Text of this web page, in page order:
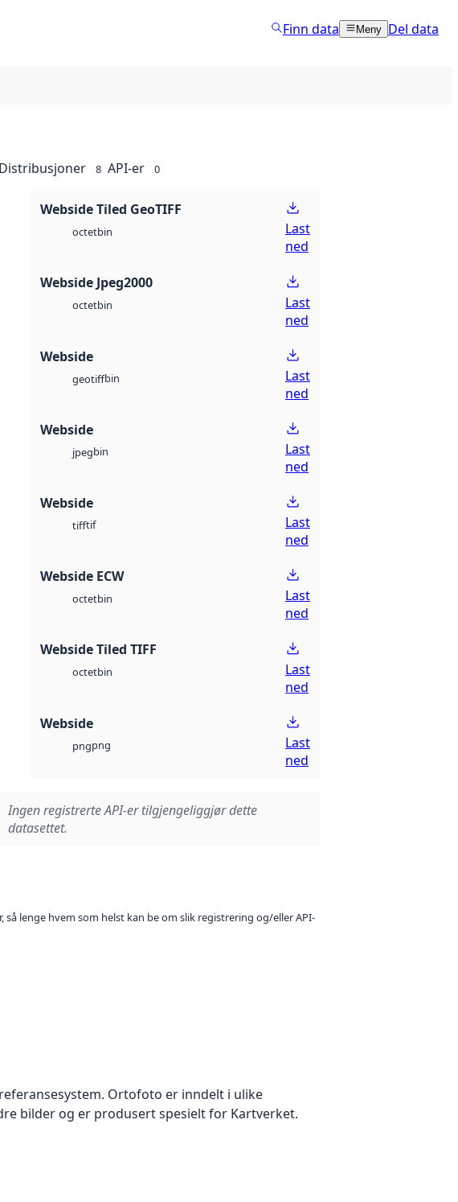
Finn data Meny Del data
Distribusjoner 8 API-er 0
Webside Tiled GeoTIFF
octetbin
Last
ned
Webside Jpeg2000
octetbin
Last
ned
Webside
geotiffbin
Last
ned
Webside
jpegbin
Last
ned
Webside
tifftif
Last
ned
Webside ECW
octetbin
Last
ned
Webside Tiled TIFF
octetbin
Last
ned
Webside
pngpng
Last
ned
Ingen registrerte API-er tilgjengeliggjør dette
datasettet.
lenge hvem som helst kan be om slik registrering og/eller API-
Ortofoto er inndelt i ulike
bilder og er produsert spesielt for Kartverket.